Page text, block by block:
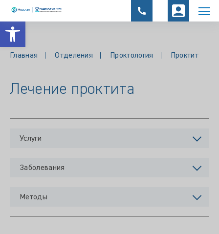
Открыть панель инструментов
Главная Отделения Проктология Проктит
Лечение проктита
Услуги
Заболевания
Методы